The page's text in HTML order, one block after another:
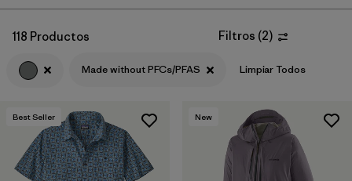
Filtrar por
Price
Filtrar por
Color 1
Filtrar por
Features 1
118 Productos Filtros (2)
Made without PFCs/PFAS Limpiar Todos
Best Seller New